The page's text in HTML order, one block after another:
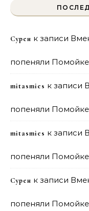
Сурен к записи
попеняли Помойке
mitasmies к записи
попеняли Помойке
mitasmies к записи
попеняли Помойке
Сурен к записи
попеняли Помойке